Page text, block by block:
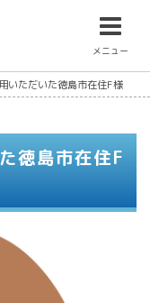
メニュー
いただいた徳島市在住F様
徳島市在住F